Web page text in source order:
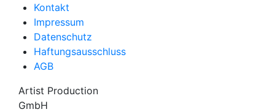
Kontakt
Impressum
Datenschutz
Haftungsausschluss
AGB
Artist Production
GmbH